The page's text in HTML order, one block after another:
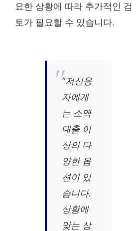
요한 상황에 따라 추가적인 검
토가 필요할 수 있습니다.
“저신용
자에게
는 소액
대출 이
상의 다
양한 옵
션이 있
습니다.
상황에
맞는 상